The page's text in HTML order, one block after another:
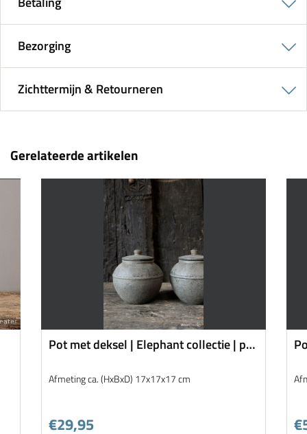
Bezorging
Zichttermijn & Retourneren
Gerelateerde artikelen
Pot met deksel | Elephant collectie | pot
Afmeting ca. (HxBxD) 17x17x17 cm
€29,95